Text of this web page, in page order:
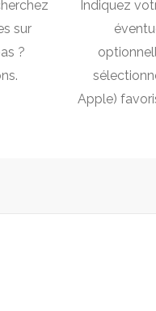
sur
?
Indiquez
Apple)